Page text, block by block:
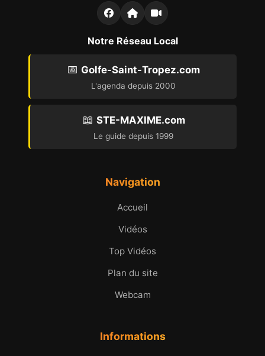
Notre Réseau Local
📅 Golfe-Saint-Tropez.com
L'agenda depuis 2000
📖 STE-MAXIME.com
Le guide depuis 1999
Navigation
Accueil
Vidéos
Top Vidéos
Plan du site
Webcam
Informations